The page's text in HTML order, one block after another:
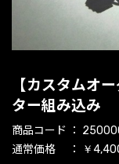
【カスタムオ
ター組み込み
商品コード
通常価格 ￥